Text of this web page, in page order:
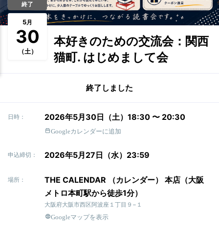
終了
5月
30
（土）
本好きのための交流会：関西
猫町. はじめまして会
終了しました
日時： 2026年5月30日（土）18:30 〜 20:30
Googleカレンダーに追加
申込締切： 2026年5月27日（水）23:59
場所：
THE CALENDAR （カレンダー） 本店（大阪
メトロ本町駅から徒歩1分）
大阪府大阪市西区阿波座１丁目９−１
Googleマップを表示